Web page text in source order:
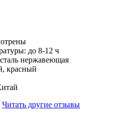
до 8-12 ч
нержавеющая
красный
Читать другие отзывы